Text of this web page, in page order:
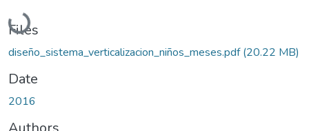
Loading...
Files
diseño_sistema_verticalizacion_niños_meses.pdf(20.22 MB)
Date
2016